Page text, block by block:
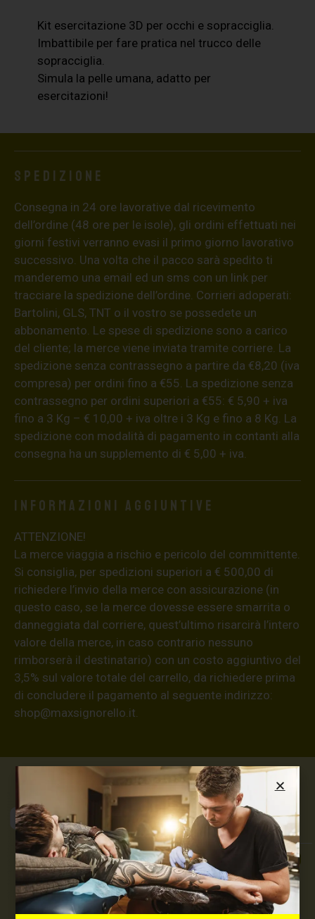
Kit esercitazione 3D per occhi e sopracciglia.
Imbattibile per fare pratica nel trucco delle
sopracciglia.
Simula la pelle umana, adatto per
esercitazioni!
Spedizione
Consegna in 24 ore lavorative dal ricevimento
dell’ordine (48 ore per le isole), gli ordini effettuati nei
giorni festivi verranno evasi il primo giorno lavorativo
successivo. Una volta che il pacco sarà spedito ti
manderemo una email ed un sms con un link per
tracciare la spedizione dell’ordine. Corrieri adoperati:
Bartolini, GLS, TNT o il vostro se possedete un
abbonamento. Le spese di spedizione sono a carico
del cliente; la merce viene inviata tramite corriere. La
spedizione senza contrassegno a partire da €8,20 (iva
compresa) per ordini fino a €55. La spedizione senza
contrassegno per ordini superiori a €55: € 5,90 + iva
fino a 3 Kg – € 10,00 + iva oltre i 3 Kg e fino a 8 Kg. La
spedizione con modalità di pagamento in contanti alla
consegna ha un supplemento di € 5,00 + iva.
Informazioni aggiuntive
ATTENZIONE!
La merce viaggia a rischio e pericolo del committente.
Si consiglia, per spedizioni superiori a € 500,00 di
richiedere l’invio della merce con assicurazione (in
questo caso, se la merce dovesse essere smarrita o
danneggiata dal corriere, quest’ultimo risarcirà l’intero
valore della merce, in caso contrario nessuno
rimborserà il destinatario) con un costo aggiuntivo del
3,5% sul valore totale del carrello, da richiedere prima
di concludere il pagamento al seguente indirizzo:
shop@maxsignorello.it
Max Signorello
Tattoo Supply
TUTTO PER IL TUO
TATTOO STUDIO